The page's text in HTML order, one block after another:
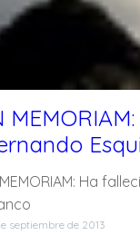
Ha
septiembre de 2013